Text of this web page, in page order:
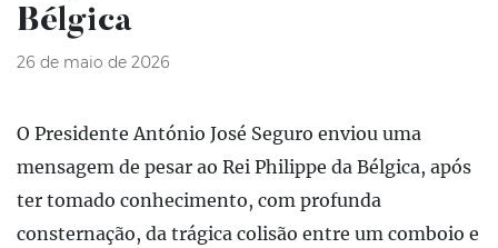
Bélgica
26 de maio de 2026
O Presidente António José Seguro enviou uma
mensagem de pesar ao Rei Philippe da Bélgica, após
ter tomado conhecimento, com profunda
consternação, da trágica colisão entre um comboio e